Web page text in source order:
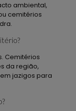
ambiental,
cemitérios
Cemitérios
da região,
jazigos para